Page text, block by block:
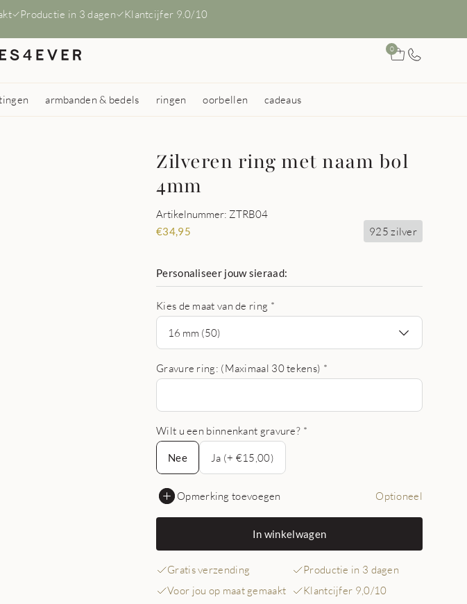
Productie in 3 dagen Klantcijfer 9.0/10
0
armbanden & bedels ringen oorbellen cadeaus
Zilveren ring met naam bol
4mm
Artikelnummer: ZTRB04
€34,95 925 zilver
Personaliseer jouw sieraad:
Kies de maat van de ring *
16 mm (50)
Gravure ring: (Maximaal 30 tekens) *
Wilt u een binnenkant gravure? *
Nee
Nee
Ja (+ €15,00)
Opmerking toevoegen Optioneel
In winkelwagen
Gratis verzending
Productie in 3 dagen
Voor jou op maat gemaakt
Klantcijfer 9,0/10